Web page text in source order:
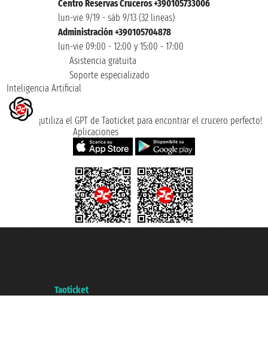
Centro Reservas Cruceros +390105733006
lun-vie 9/19 - sáb 9/13 (32 lineas)
Administración +390105704878
lun-vie 09:00 - 12:00 y 15:00 - 17:00
Asistencia gratuita
Soporte especializado
Inteligencia Artificial
¡utiliza el GPT de Taoticket para encontrar el crucero perfecto!
Aplicaciones
Taoticket